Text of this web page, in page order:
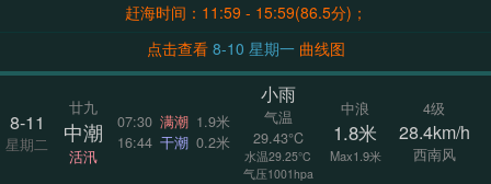
赶海时间：11:59 - 15:59(86.5分)；
点击查看
8-10 星期一 曲线图
8-11
星期二
廿九
中潮
活汛
07:30 满潮 1.9米
16:44 干潮 0.2米
小雨
气温
29.43°C
水温29.25°C
气压1001hpa
中浪
1.8米
Max1.9米
4级
28.4km/h
西南风